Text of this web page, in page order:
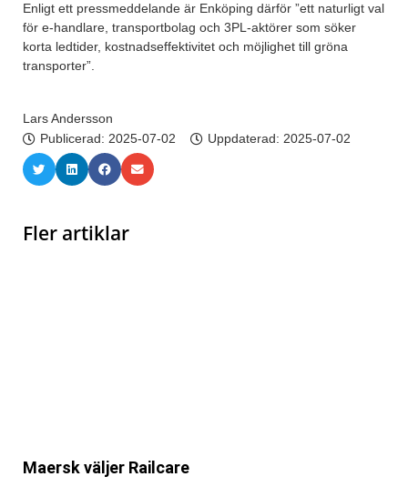
Enligt ett pressmeddelande är Enköping därför ”ett naturligt val
för e-handlare, transportbolag och 3PL-aktörer som söker
korta ledtider, kostnadseffektivitet och möjlighet till gröna
transporter”.
Lars Andersson
Publicerad: 2025-07-02 Uppdaterad: 2025-07-02
Fler artiklar
Maersk väljer Railcare